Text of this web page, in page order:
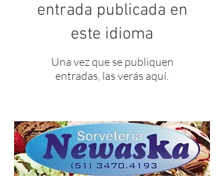
entrada publicada en
este idioma
Una vez que se publiquen
entradas, las verás aquí.